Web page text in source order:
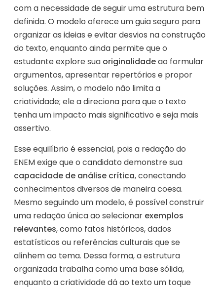
com a necessidade de seguir uma estrutura bem
definida. O modelo oferece um guia seguro para
organizar as ideias e evitar desvios na construção
do texto, enquanto ainda permite que o
estudante explore sua originalidadeao formular
argumentos, apresentar repertórios e propor
soluções. Assim, o modelo não limita a
criatividade; ele a direciona para que o texto
tenha um impacto mais significativo e seja mais
assertivo.
Esse equilíbrio é essencial, pois a redação do
ENEM exige que o candidato demonstre sua
capacidade de análise crítica, conectando
conhecimentos diversos de maneira coesa.
Mesmo seguindo um modelo, é possível construir
uma redação única ao selecionar exemplos
relevantes, como fatos históricos, dados
estatísticos ou referências culturais que se
alinhem ao tema. Dessa forma, a estrutura
organizada trabalha como uma base sólida,
enquanto a criatividade dá ao texto um toque